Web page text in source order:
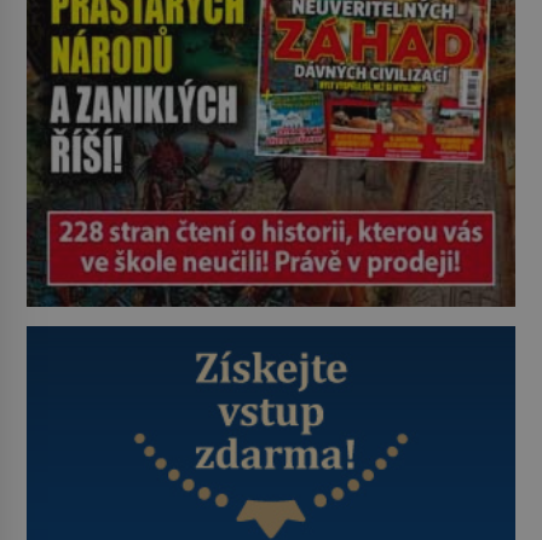
Je 27. května 1991. […]